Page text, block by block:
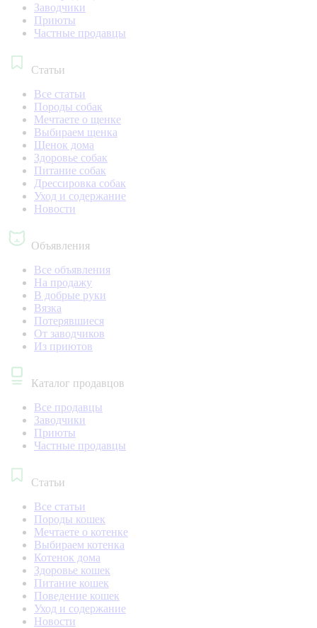
Заводчики
Приюты
Частные продавцы
Статьи
Все статьи
Породы собак
Мечтаете о щенке
Выбираем щенка
Щенок дома
Здоровье собак
Питание собак
Дрессировка собак
Уход и содержание
Новости
Объявления
Все объявления
На продажу
В добрые руки
Вязка
Потерявшиеся
От заводчиков
Из приютов
Каталог продавцов
Все продавцы
Заводчики
Приюты
Частные продавцы
Статьи
Все статьи
Породы кошек
Мечтаете о котенке
Выбираем котенка
Котенок дома
Здоровье кошек
Питание кошек
Поведение кошек
Уход и содержание
Новости